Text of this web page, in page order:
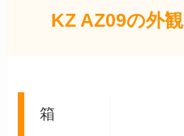
KZ AZ09の外観
箱